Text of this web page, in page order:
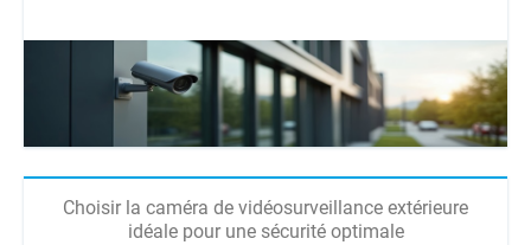
Choisir la caméra de vidéosurveillance extérieure
idéale pour une sécurité optimale